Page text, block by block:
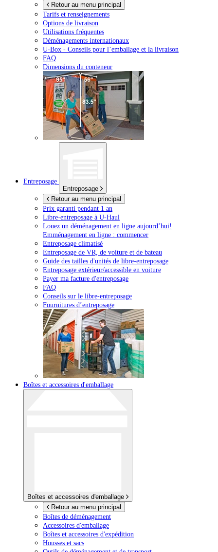
Retour au menu principal
Tarifs et renseignements
Options de livraison
Utilisations fréquentes
Déménagements internationaux
U-Box - Conseils pour l’emballage et la livraison
FAQ
Dimensions du conteneur
Entreposage
Entreposage
Retour au menu principal
Prix garanti pendant 1 an
Libre-entreposage à U-Haul
Louez un déménagement en ligne aujourd’hui!
Emménagement en ligne : commencer
Entreposage climatisé
Entreposage de VR, de voiture et de bateau
Guide des tailles d'unités de libre-entreposage
Entreposage extérieur/accessible en voiture
Payer ma facture d'entreposage
FAQ
Conseils sur le libre-entreposage
Fournitures d’entreposage
Boîtes et accessoires d'emballage
Boîtes et accessoires d'emballage
Retour au menu principal
Boîtes de déménagement
Accessoires d'emballage
Boîtes et accessoires d'expédition
Housses et sacs